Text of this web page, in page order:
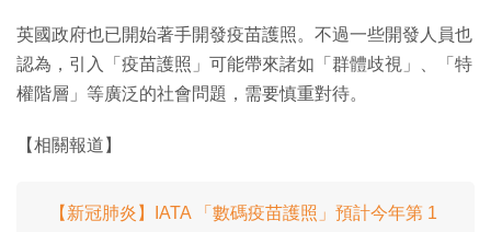
英國政府也已開始著手開發疫苗護照。不過一些開發人員也
認為，引入「疫苗護照」可能帶來諸如「群體歧視」、「特
權階層」等廣泛的社會問題，需要慎重對待。
【相關報道】
【新冠肺炎】IATA 「數碼疫苗護照」預計今年第 1